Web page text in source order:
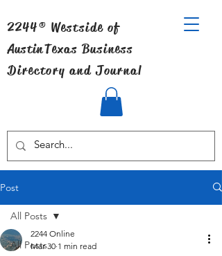
2244® Westside of
AustinTexas Business
Directory and Journal
Post
All Posts
All Posts
2244 Online
Mar 30 1 min read